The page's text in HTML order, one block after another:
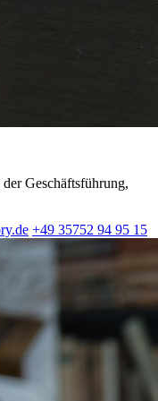
Geschäftsführung,
+49 35752 94 95 15